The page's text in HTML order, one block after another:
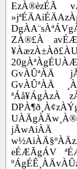
EzÀ®èzÉÃ
ZÀ®£À
GvÀÛªÀÄ
GvÀÛªÀÄ
ªÁå¥ÁgÀzÀ
jÃwAiÀÄ
eÉÆÃgÁV